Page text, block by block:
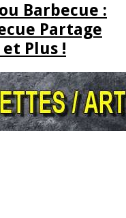
Barbecue :
Partage
Plus !